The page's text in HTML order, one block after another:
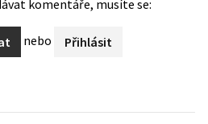
komentáře, musíte se:
nebo Přihlásit